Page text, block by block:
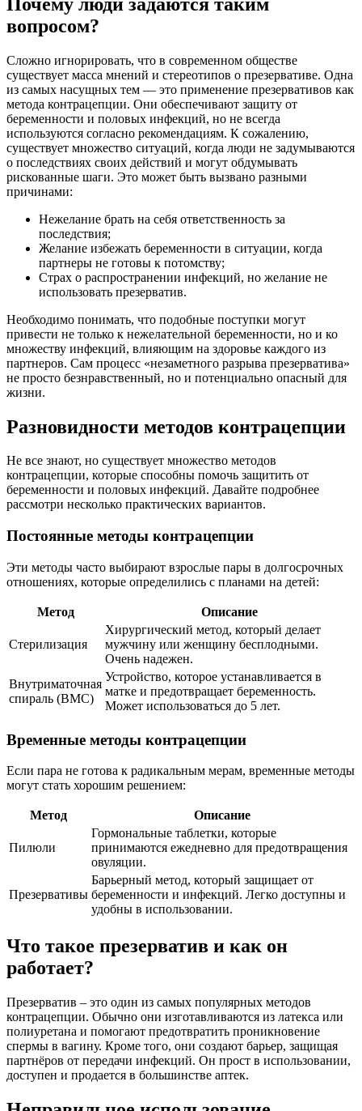
вопросом?
Сложно игнорировать, что в современном обществе
существует масса мнений и стереотипов о презервативе. Одна
из самых насущных тем — это применение презервативов как
метода контрацепции. Они обеспечивают защиту от
беременности и половых инфекций, но не всегда
используются согласно рекомендациям. К сожалению,
существует множество ситуаций, когда люди не задумываются
о последствиях своих действий и могут обдумывать
рискованные шаги. Это может быть вызвано разными
причинами:
Нежелание брать на себя ответственность за
последствия;
Желание избежать беременности в ситуации, когда
партнеры не готовы к потомству;
Страх о распространении инфекций, но желание не
использовать презерватив.
Необходимо понимать, что подобные поступки могут
привести не только к нежелательной беременности, но и ко
множеству инфекций, влияющим на здоровье каждого из
партнеров. Сам процесс «незаметного разрыва презерватива»
не просто безнравственный, но и потенциально опасный для
жизни.
Разновидности методов контрацепции
Не все знают, но существует множество методов
контрацепции, которые способны помочь защитить от
беременности и половых инфекций. Давайте подробнее
рассмотри несколько практических вариантов.
Постоянные методы контрацепции
Эти методы часто выбирают взрослые пары в долгосрочных
отношениях, которые определились с планами на детей:
Метод Описание
Стерилизация
Хирургический метод, который делает
мужчину или женщину бесплодными.
Очень надежен.
Внутриматочная
спираль (ВМС)
Устройство, которое устанавливается в
матке и предотвращает беременность.
Может использоваться до 5 лет.
Временные методы контрацепции
Если пара не готова к радикальным мерам, временные методы
могут стать хорошим решением:
Метод Описание
Пилюли
Гормональные таблетки, которые
принимаются ежедневно для предотвращения
овуляции.
Презервативы
Барьерный метод, который защищает от
беременности и инфекций. Легко доступны и
удобны в использовании.
Что такое презерватив и как он
работает?
Презерватив – это один из самых популярных методов
контрацепции. Обычно они изготавливаются из латекса или
полиуретана и помогают предотвратить проникновение
спермы в вагину. Кроме того, они создают барьер, защищая
партнёров от передачи инфекций. Он прост в использовании,
доступен и продается в большинстве аптек.